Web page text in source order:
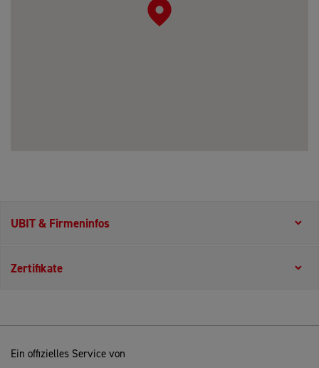
UBIT & Firmeninfos
Zertifikate
Ein offizielles Service von